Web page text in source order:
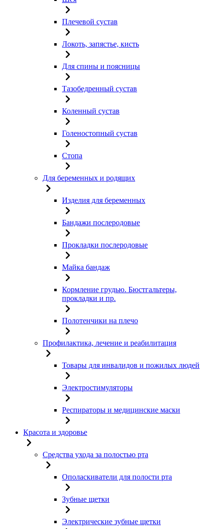
Плечевой сустав
Локоть, запястье, кисть
Для спины и поясницы
Тазобедренный сустав
Коленный сустав
Голеностопный сустав
Стопа
Для беременных и родящих
Изделия для беременных
Бандажи послеродовые
Прокладки послеродовые
Майка бандаж
Кормление грудью. Бюстгальтеры,
прокладки и пр.
Полотенчики на плечо
Профилактика, лечение и реабилитация
Товары для инвалидов и пожилых людей
Электростимуляторы
Респираторы и медицинские маски
Красота и здоровье
Средства ухода за полостью рта
Ополаскиватели для полости рта
Зубные щетки
Электрические зубные щетки